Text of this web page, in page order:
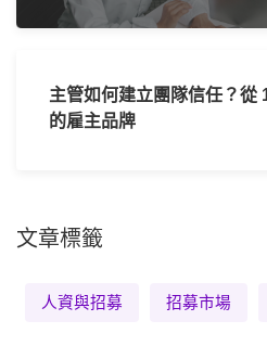
主管如何建立團隊信任？從
的雇主品牌
文章標籤
人資與招募 招募市場